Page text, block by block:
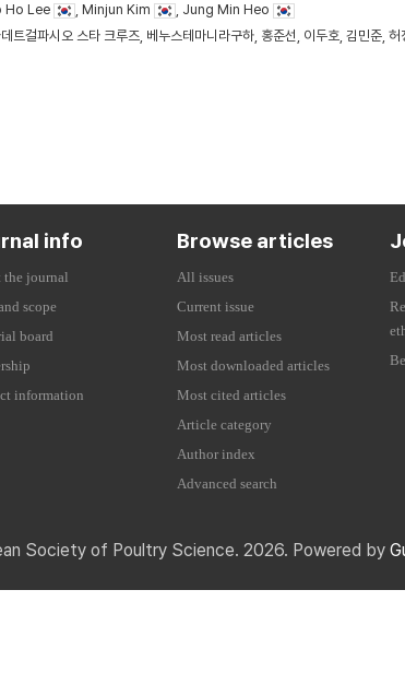
Ho Lee , Minjun Kim
, Jung Min Heo
트걸파시오 스타 크루즈, 베누스테마니라구하, 홍준선, 이두호, 김민준, 허
info
the journal
scope
board
information
Browse articles
All issues
Current issue
Most read articles
Most downloaded articles
Most cited articles
Article category
Author index
Advanced search
Society of Poultry Science. 2026. Powered by